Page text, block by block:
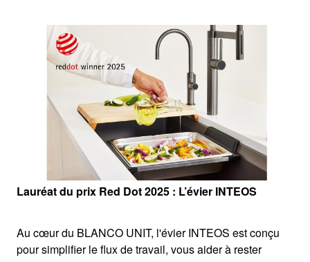
Lauréat du prix Red Dot 2025 : L’évier INTEOS
Au cœur du BLANCO UNIT, l'évier INTEOS est conçu
pour simplifier le flux de travail, vous aider à rester